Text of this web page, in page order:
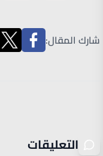
شارك المقال:
التعليقات